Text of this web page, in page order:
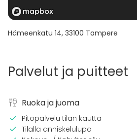
Hämeenkatu 14, 33100 Tampere
Palvelut ja puitteet
Ruoka ja juoma
Pitopalvelu tilan kautta
Tilalla anniskelulupa